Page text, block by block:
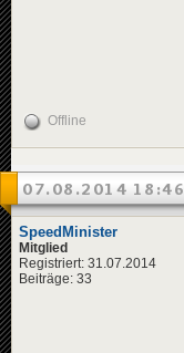
Offline
07.08.2014 18:46
SpeedMinister
Mitglied
Registriert: 31.07.2014
Beiträge: 33